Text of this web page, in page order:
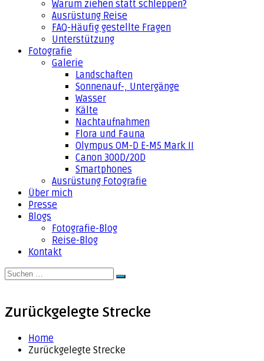
Warum ziehen statt schleppen?
Ausrüstung Reise
FAQ-Häufig gestellte Fragen
Unterstützung
Fotografie
Galerie
Landschaften
Sonnenauf-, Untergänge
Wasser
Kälte
Nachtaufnahmen
Flora und Fauna
Olympus OM-D E-M5 Mark II
Canon 300D/20D
Smartphones
Ausrüstung Fotografie
Über mich
Presse
Blogs
Fotografie-Blog
Reise-Blog
Kontakt
Suche
Suchen
Zurückgelegte Strecke
Home
Zurückgelegte Strecke